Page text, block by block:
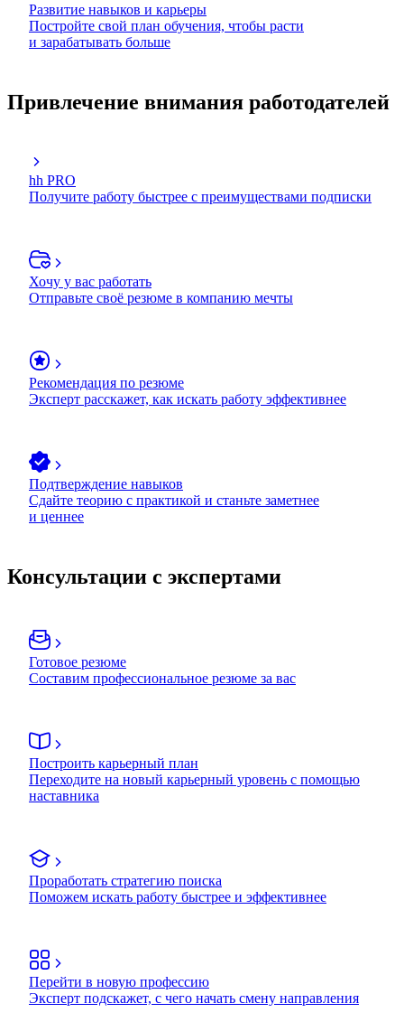
Развитие навыков и карьеры
Постройте свой план обучения, чтобы расти
и зарабатывать больше
Привлечение внимания работодателей
hh PRO
Получите работу быстрее с преимуществами подписки
Хочу у вас работать
Отправьте своё резюме в компанию мечты
Рекомендация по резюме
Эксперт расскажет, как искать работу эффективнее
Подтверждение навыков
Сдайте теорию с практикой и станьте заметнее
и ценнее
Консультации с экспертами
Готовое резюме
Составим профессиональное резюме за вас
Построить карьерный план
Переходите на новый карьерный уровень с помощью
наставника
Проработать стратегию поиска
Поможем искать работу быстрее и эффективнее
Перейти в новую профессию
Эксперт подскажет, с чего начать смену направления